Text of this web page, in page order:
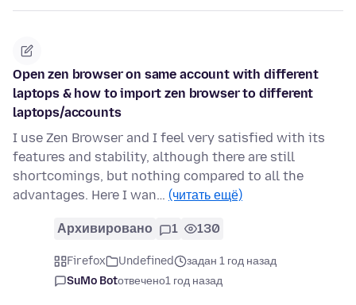
Open zen browser on same account with different
laptops & how to import zen browser to different
laptops/accounts
I use Zen Browser and I feel very satisfied with its
features and stability, although there are still
shortcomings, but nothing compared to all the
advantages. Here I wan… (читать ещё)
Архивировано 1 130
Firefox Undefined
задан 1 год назад
SuMo Botотвечено1 год назад